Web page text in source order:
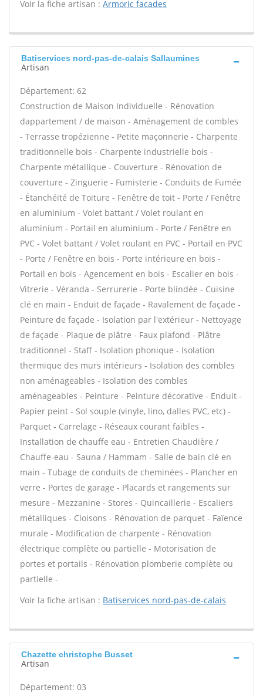
Voir la fiche artisan : Armoric facades
Batiservices nord-pas-de-calais Sallaumines
Artisan
Département: 62
Construction de Maison Individuelle - Rénovation
dappartement / de maison - Aménagement de combles
- Terrasse tropézienne - Petite maçonnerie - Charpente
traditionnelle bois - Charpente industrielle bois -
Charpente métallique - Couverture - Rénovation de
couverture - Zinguerie - Fumisterie - Conduits de Fumée
- Étanchéité de Toiture - Fenêtre de toit - Porte / Fenêtre
en aluminium - Volet battant / Volet roulant en
aluminium - Portail en aluminium - Porte / Fenêtre en
PVC - Volet battant / Volet roulant en PVC - Portail en PVC
- Porte / Fenêtre en bois - Porte intérieure en bois -
Portail en bois - Agencement en bois - Escalier en bois -
Vitrerie - Véranda - Serrurerie - Porte blindée - Cuisine
clé en main - Enduit de façade - Ravalement de façade -
Peinture de façade - Isolation par l'extérieur - Nettoyage
de façade - Plaque de plâtre - Faux plafond - Plâtre
traditionnel - Staff - Isolation phonique - Isolation
thermique des murs intérieurs - Isolation des combles
non aménageables - Isolation des combles
aménageables - Peinture - Peinture décorative - Enduit -
Papier peint - Sol souple (vinyle, lino, dalles PVC, etc) -
Parquet - Carrelage - Réseaux courant faibles -
Installation de chauffe eau - Entretien Chaudière /
Chauffe-eau - Sauna / Hammam - Salle de bain clé en
main - Tubage de conduits de cheminées - Plancher en
verre - Portes de garage - Placards et rangements sur
mesure - Mezzanine - Stores - Quincaillerie - Escaliers
métalliques - Cloisons - Rénovation de parquet - Faïence
murale - Modification de charpente - Rénovation
électrique complète ou partielle - Motorisation de
portes et portails - Rénovation plomberie complète ou
partielle -
Voir la fiche artisan : Batiservices nord-pas-de-calais
Chazette christophe Busset
Artisan
Département: 03